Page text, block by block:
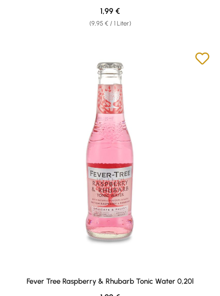
(9,95 € / 1 Liter)
Regulärer Preis:
1,99 €
Fever Tree Raspberry & Rhubarb Tonic Water 0,20l